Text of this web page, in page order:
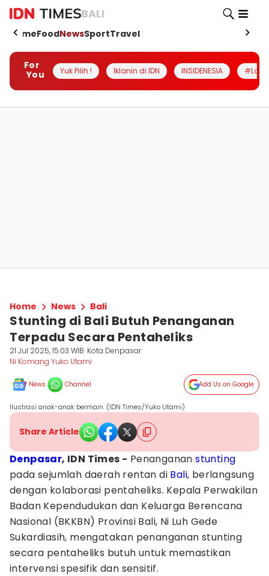
BALI
HomeFoodNewsSportTravel
For
You
Yuk Pilih ! Iklanin di IDN INSIDENESIA
Home News Bali
Stunting di Bali Butuh Penanganan
Terpadu Secara Pentaheliks
21 Jul 2025, 15:03 WIB Kota Denpasar
Ni Komang Yuko Utami
News Channel Add Us on Google
Ilustrasi anak-anak bermain. (IDN Times/Yuko Utami)
Share Article
Denpasar, IDN Times - Penangananstunting
pada sejumlah daerah rentan di Bali, berlangsung
dengan kolaborasi pentaheliks. Kepala Perwakilan
Badan Kependudukan dan Keluarga Berencana
Nasional (BKKBN) Provinsi Bali, Ni Luh Gede
Sukardiasih, mengatakan penanganan stunting
secara pentaheliks butuh untuk memastikan
intervensi spesifik dan sensitif.